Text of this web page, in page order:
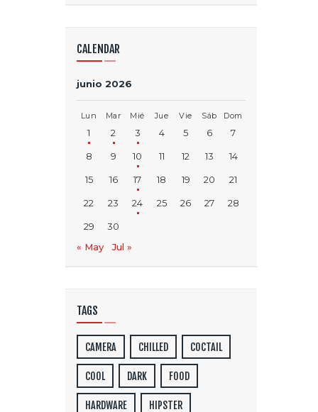
CALENDAR
junio 2026
Lun Mar Mié Jue Vie Sáb Dom
1 2 3 4 5 6 7
8 9 10 11 12 13 14
15 16 17 18 19 20 21
22 23 24 25 26 27 28
29
30
« May
Jul »
TAGS
CAMERA CHILLED COCTAIL
COOL DARK FOOD
HARDWARE HIPSTER